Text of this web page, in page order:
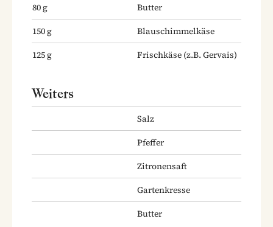
80g
Butter
150g
Blauschimmelkäse
125g Frischkäse (z.B. Gervais)
Weiters
Salz
Pfeffer
Zitronensaft
Gartenkresse
Butter